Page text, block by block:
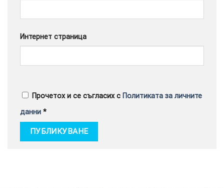
Интернет страница
Прочетох и се съгласих с Политиката за личните
данни *